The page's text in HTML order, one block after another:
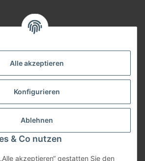
Alle akzeptieren
Konfigurieren
Ablehnen
& Co nutzen
akzeptieren“ gestatten Sie den